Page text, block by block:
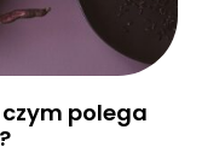
czym polega